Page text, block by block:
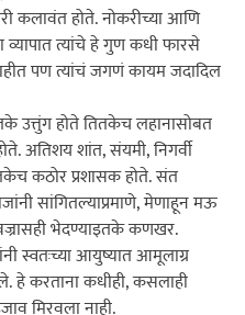
कलावंत होते. नोकरीच्या आणि
व्यापात त्यांचे हे गुण कधी फारसे
पण त्यांचं जगणं कायम जदादिल
उत्तुंग होते तितकेच लहानासोबत
अतिशय शांत, संयमी, निगर्वी
कठोर प्रशासक होते. संत
सांगितल्याप्रमाणे, मेणाहून मऊ
भेदण्याइतके कणखर.
स्वतःच्या आयुष्यात आमूलाग्र
हे करताना कधीही, कसलाही
मिरवला नाही.